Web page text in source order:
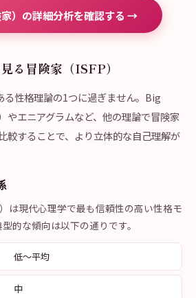
）の詳細分析を確認する →
る冒険家（ISFP）
性格理論の1つに過ぎません。Big
やエニアグラムなど、他の理論で冒険家
較することで、より立体的な自己理解が
は現代心理学で最も信頼性の高い性格モ
的な傾向は以下の通りです。
低〜平均
中